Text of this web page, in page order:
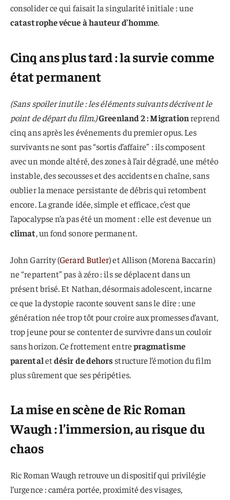
consolider ce qui faisait la singularité initiale : une
catastrophe vécue à hauteur d’homme.
Cinq ans plus tard : la survie comme
état permanent
(Sans spoiler inutile : les éléments suivants décrivent le
point de départ du film.)Greenland 2 : Migrationreprend
cinq ans après les événements du premier opus. Les
survivants ne sont pas “sortis d’affaire” : ils composent
avec un monde altéré, des zones à l’air dégradé, une météo
instable, des secousses et des accidents en chaîne, sans
oublier la menace persistante de débris qui retombent
encore. La grande idée, simple et efficace, c’est que
l’apocalypse n’a pas été un moment : elle est devenue un
climat, un fond sonore permanent.
John Garrity (Gerard Butler) et Allison (Morena Baccarin)
ne “repartent” pas à zéro : ils se déplacent dans un
présent brisé. Et Nathan, désormais adolescent, incarne
ce que la dystopie raconte souvent sans le dire : une
génération née trop tôt pour croire aux promesses d’avant,
trop jeune pour se contenter de survivre dans un couloir
sans horizon. Ce frottement entrepragmatisme
parentaletdésir de dehors structure l’émotion du film
plus sûrement que ses péripéties.
La mise en scène de Ric Roman
Waugh : l’immersion, au risque du
chaos
Ric Roman Waugh retrouve un dispositif qui privilégie
l’urgence : caméra portée, proximité des visages,